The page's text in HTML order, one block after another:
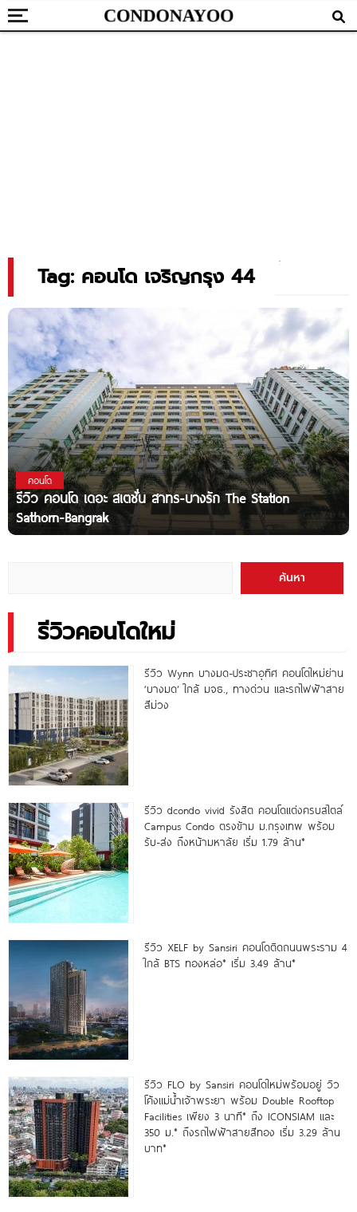
Tag: คอนโด เจริญกรุง 44
คอนโด
รีวิว คอนโด เดอะ สเตชั่น สาทร-บางรัก The Station
Sathorn-Bangrak
ค้นหา
รีวิวคอนโดใหม่
รีวิว Wynn บางมด-ประชาอุทิศ คอนโดใหม่ย่าน
‘บางมด’ ใกล้ มจธ., ทางด่วน และรถไฟฟ้าสาย
สีม่วง
รีวิว dcondo vivid รังสิต คอนโดแต่งครบสไตล์
Campus Condo ตรงข้าม ม.กรุงเทพ พร้อม
รับ-ส่ง ถึงหน้ามหาลัย เริ่ม 1.79 ล้าน*
รีวิว XELF by Sansiri คอนโดติดถนนพระราม 4
ใกล้ BTS ทองหล่อ* เริ่ม 3.49 ล้าน*
รีวิว FLO by Sansiri คอนโดใหม่พร้อมอยู่ วิว
โค้งแม่น้ำเจ้าพระยา พร้อม Double Rooftop
Facilities เพียง 3 นาที* ถึง ICONSIAM และ
350 ม.* ถึงรถไฟฟ้าสายสีทอง เริ่ม 3.29 ล้าน
บาท*